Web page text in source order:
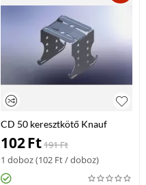
CD 50 keresztkötő Knauf
102Ft191Ft
1 doboz (102 Ft/ doboz)